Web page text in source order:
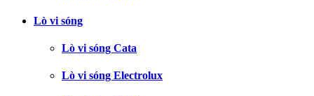
Lò vi sóng
Lò vi sóng Cata
Lò vi sóng Electrolux